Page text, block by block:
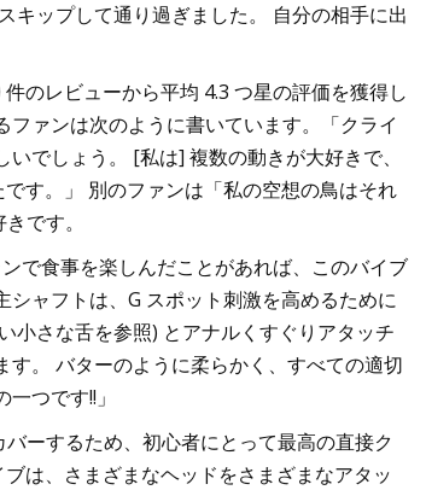
キップして通り過ぎました。 自分の相手に出
のレビューから平均 4.3 つ星の評価を獲得し
ァンは次のように書いています。「クライ
でしょう。 [私は] 複数の動きが大好きで、
す。」 別のファンは「私の空想の鳥はそれ
です。
で食事を楽しんだことがあれば、このバイブ
ャフトは、G スポット刺激を高めるために
小さな舌を参照) とアナルくすぐりアタッチ
。 バターのように柔らかく、すべての適切
つです!!」
ーするため、初心者にとって最高の直接ク
は、さまざまなヘッドをさまざまなアタッ